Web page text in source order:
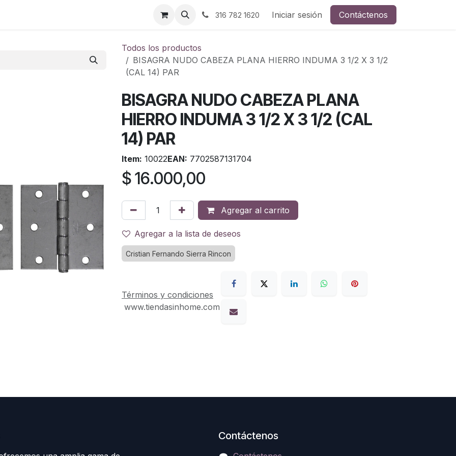
316 782 1620 Iniciar sesión Contáctenos
Todos los productos
BISAGRA NUDO CABEZA PLANA HIERRO INDUMA 3 1/2 X 3 1/2
(CAL 14) PAR
BISAGRA NUDO CABEZA PLANA
HIERRO INDUMA 3 1/2 X 3 1/2 (CAL
14) PAR
Item: 10022EAN: 7702587131704
$16.000,00
Agregar al carrito
Agregar a la lista de deseos
Cristian Fernando Sierra Rincon
Términos y condiciones
www.tiendasinhome.com
Contáctenos